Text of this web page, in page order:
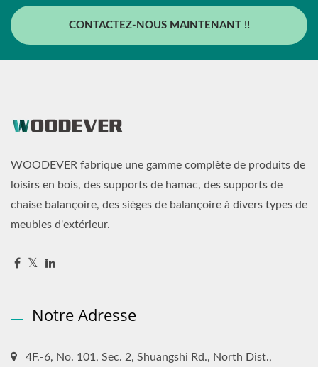
CONTACTEZ-NOUS MAINTENANT !!
WOODEVER fabrique une gamme complète de produits de
loisirs en bois, des supports de hamac, des supports de
chaise balançoire, des sièges de balançoire à divers types de
meubles d'extérieur.
Notre Adresse
4F.-6, No. 101, Sec. 2, Shuangshi Rd., North Dist.,